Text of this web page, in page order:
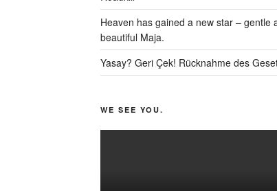
Heaven has gained a new star – gentle
beautiful Maja.
Yasay? Geri Çek! Rücknahme des
WE SEE YOU.